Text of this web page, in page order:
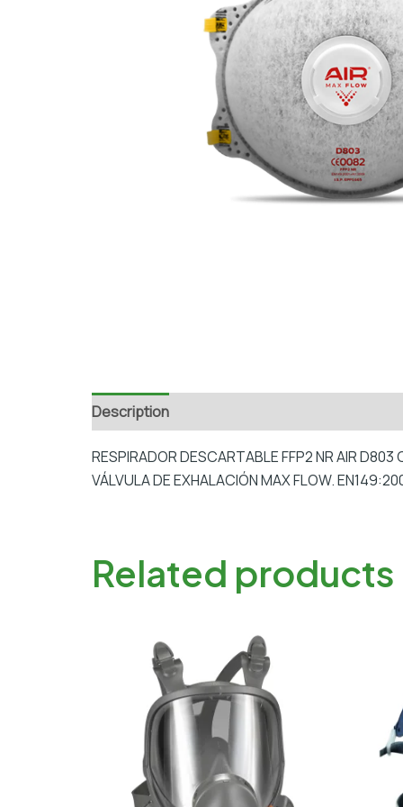
Description
RESPIRADOR DESCARTABLE FFP2 NR AIR
VÁLVULA DE EXHALACIÓN MAX FLOW.
Related products